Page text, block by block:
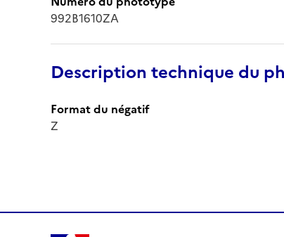
992B1610ZA
Description technique du
Format du négatif
Z